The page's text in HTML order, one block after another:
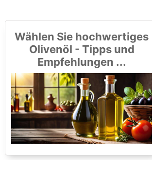
Wählen Sie hochwertiges
Olivenöl - Tipps und
Empfehlungen ...